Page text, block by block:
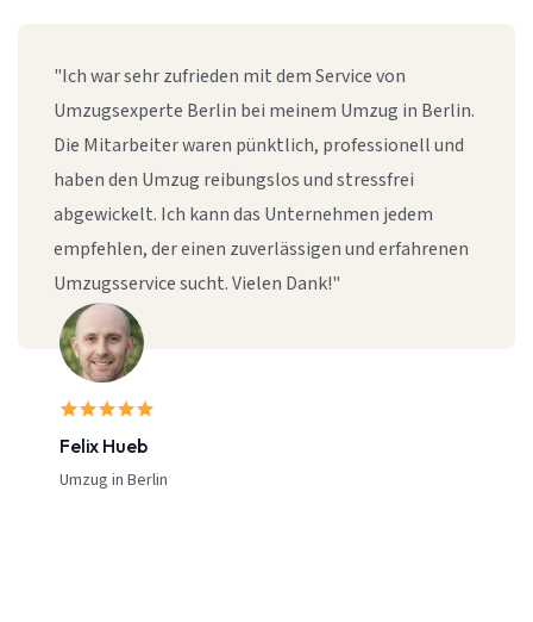
Felix Hueb
Umzug in Berlin
"Ich war sehr zufrieden mit dem Service von
Umzugsexperte Berlin bei meinem Umzug in Berlin.
Die Mitarbeiter waren pünktlich, professionell und
haben den Umzug reibungslos und stressfrei
abgewickelt. Ich kann das Unternehmen jedem
empfehlen, der einen zuverlässigen und erfahrenen
Umzugsservice sucht. Vielen Dank!"